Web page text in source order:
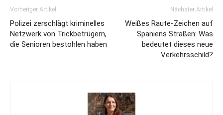
Vorheriger Artikel
Polizei zerschlägt kriminelles
Netzwerk von Trickbetrügern,
die Senioren bestohlen haben
Nächster Artikel
Weißes Raute-Zeichen auf
Spaniens Straßen: Was
bedeutet dieses neue
Verkehrsschild?